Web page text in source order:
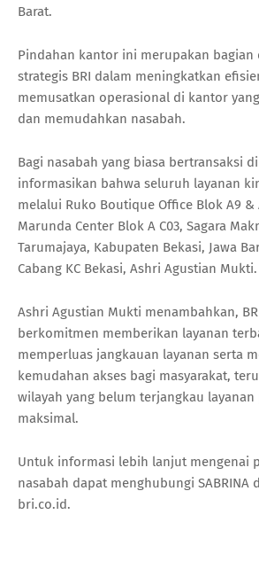
Barat.
Pindahan kantor ini merupakan bagian
strategis BRI dalam meningkatkan
memusatkan operasional di kantor
dan memudahkan nasabah.
Bagi nasabah yang biasa bertransaksi
informasikan bahwa seluruh layanan
melalui Ruko Boutique Office Blok A9 &
Marunda Center Blok A C03, Sagara
Tarumajaya, Kabupaten Bekasi, Jawa
Cabang KC Bekasi, Ashri Agustian Mukti.
Ashri Agustian Mukti menambahkan,
berkomitmen memberikan layanan
memperluas jangkauan layanan serta
kemudahan akses bagi masyarakat,
wilayah yang belum terjangkau layanan
maksimal.
Untuk informasi lebih lanjut mengenai
nasabah dapat menghubungi SABRINA
bri.co.id.